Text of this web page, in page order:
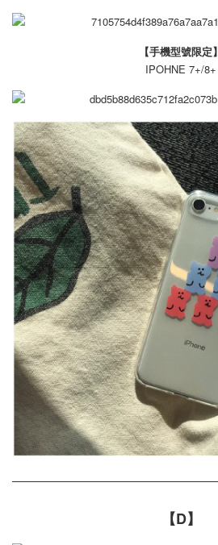
【手機型號限定】
IPOHNE 7+/8+
【D】